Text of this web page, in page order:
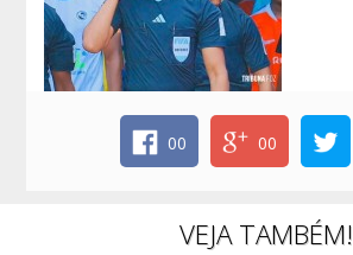
00 00
VEJA TAMBÉM!